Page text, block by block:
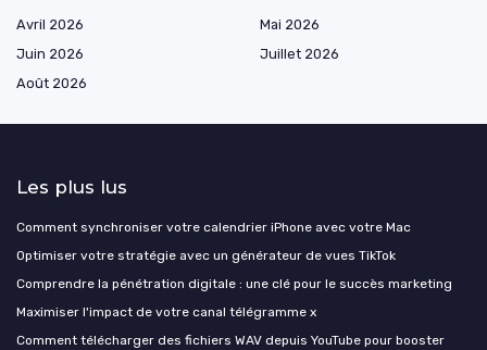
Avril 2026
Mai 2026
Juin 2026
Juillet 2026
Août 2026
Les plus lus
Comment synchroniser votre calendrier iPhone avec votre Mac
Optimiser votre stratégie avec un générateur de vues TikTok
Comprendre la pénétration digitale : une clé pour le succès marketing
Maximiser l'impact de votre canal télégramme x
Comment télécharger des fichiers WAV depuis YouTube pour booster